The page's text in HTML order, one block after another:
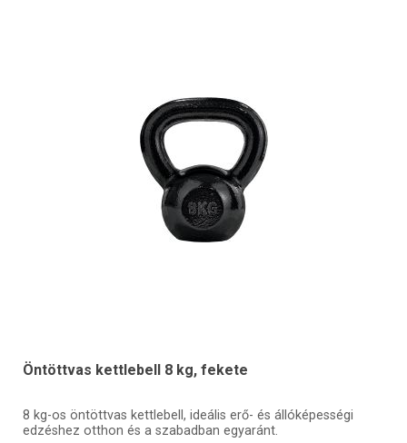
Öntöttvas kettlebell 8 kg, fekete
8 kg-os öntöttvas kettlebell, ideális erő- és állóképességi
edzéshez otthon és a szabadban egyaránt.